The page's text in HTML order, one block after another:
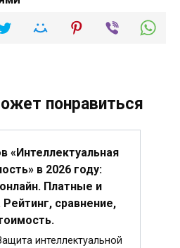
понравиться
«Интеллектуальная
в 2026 году:
Платные и
сравнение,
интеллектуальной